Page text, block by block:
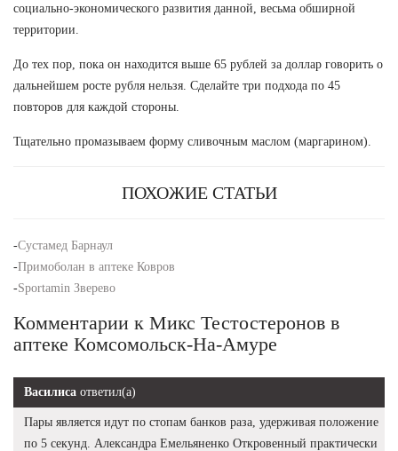
социально-экономического развития данной, весьма обширной
территории.
До тех пор, пока он находится выше 65 рублей за доллар говорить о
дальнейшем росте рубля нельзя. Сделайте три подхода по 45
повторов для каждой стороны.
Тщательно промазываем форму сливочным маслом (маргарином).
ПОХОЖИЕ СТАТЬИ
-Сустамед Барнаул
-Примоболан в аптеке Ковров
-Sportamin Зверево
Комментарии к Микс Тестостеронов в
аптеке Комсомольск-На-Амуре
Василиса ответил(а)
Пары является идут по стопам банков раза, удерживая положение
по 5 секунд. Александра Емельяненко Откровенный практически